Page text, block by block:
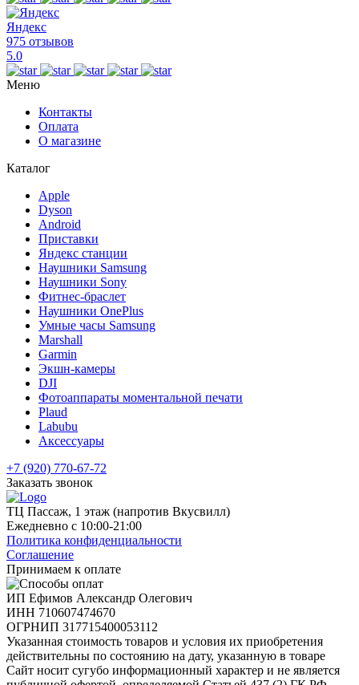
Яндекс
975 отзывов
5.0
Меню
Контакты
Оплата
О магазине
Каталог
Apple
Dyson
Android
Приставки
Яндекс станции
Наушники Samsung
Наушники Sony
Фитнес-браслет
Наушники OnePlus
Умные часы Samsung
Marshall
Garmin
Экшн-камеры
DJI
Фотоаппараты моментальной печати
Plaud
Labubu
Аксессуары
+7 (920) 770-67-72
Заказать звонок
ТЦ Пассаж, 1 этаж (напротив Вкусвилл)
Ежедневно с 10:00-21:00
Политика конфиденциальности
Соглашение
Принимаем к оплате
ИП Ефимов Александр Олегович
ИНН 710607474670
ОГРНИП 317715400053112
Указанная стоимость товаров и условия их приобретения
действительны по состоянию на дату, указанную в товаре
Сайт носит сугубо информационный характер и не является